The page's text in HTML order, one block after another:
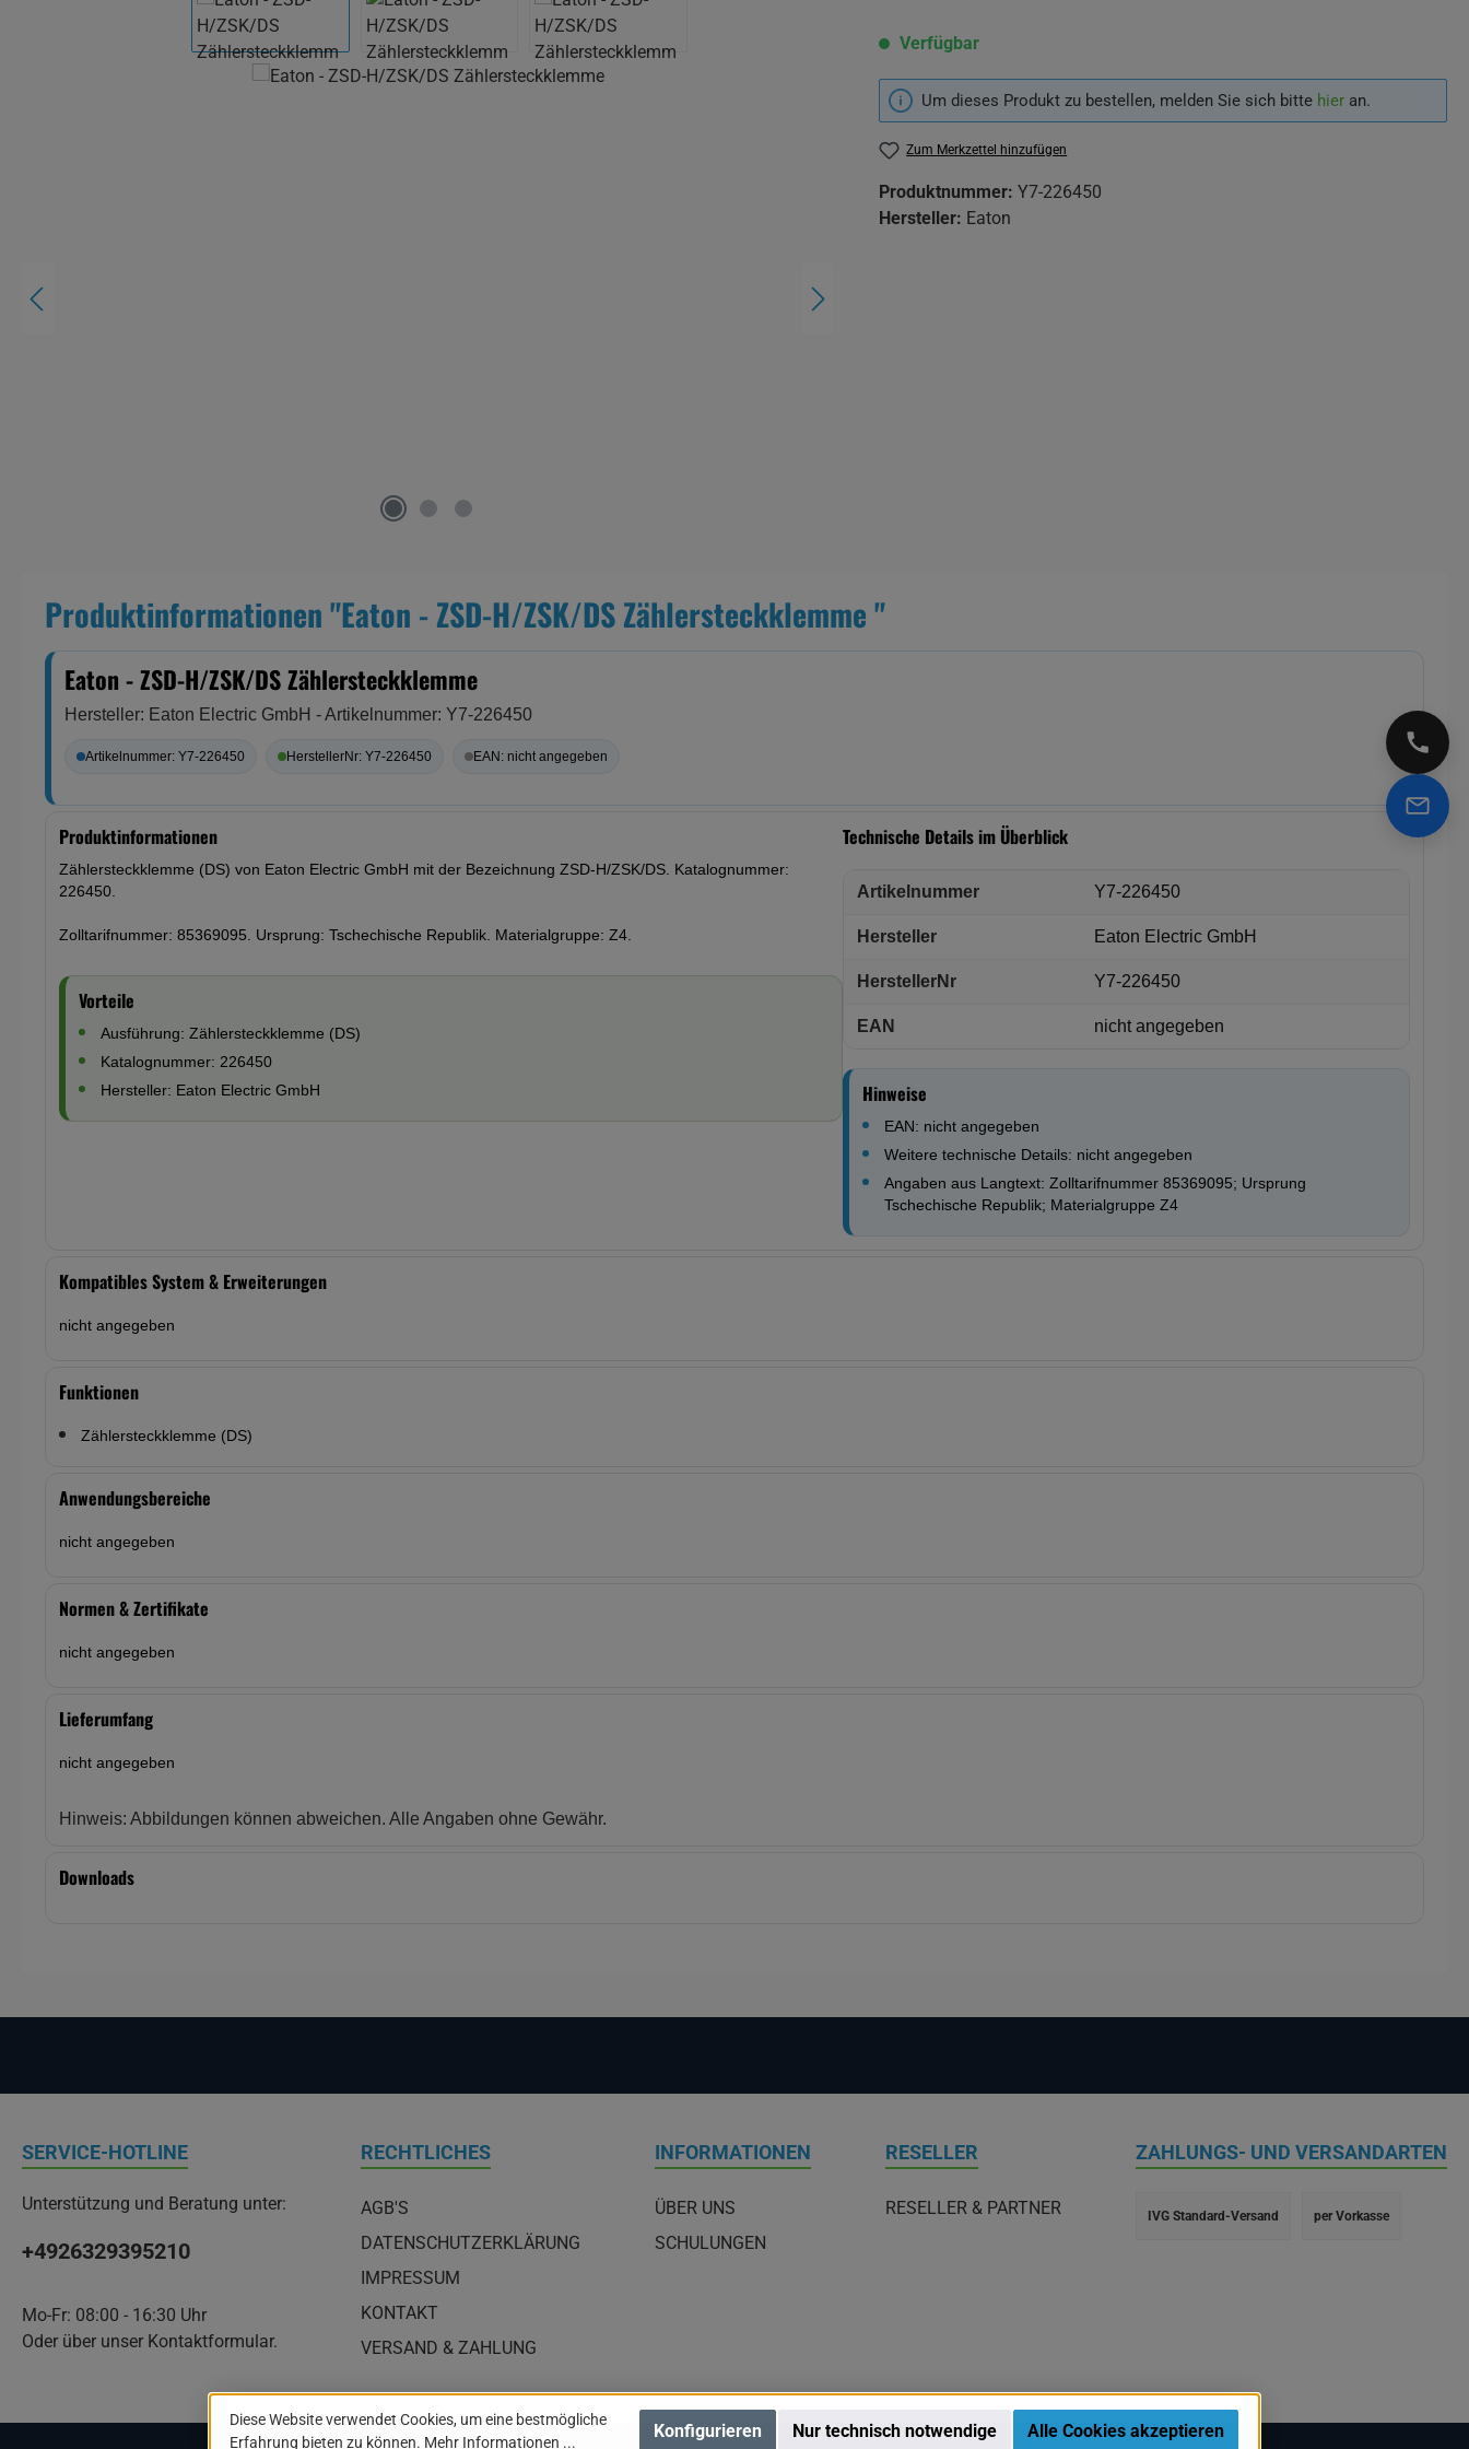
Verfügbar
Um dieses Produkt zu bestellen, melden Sie sich bitte hier an.
Zum Merkzettel hinzufügen
Produktnummer: Y7-226450
Hersteller: Eaton
Produktinformationen "Eaton - ZSD-H/ZSK/DS Zählersteckklemme "
Eaton - ZSD-H/ZSK/DS Zählersteckklemme
Hersteller: Eaton Electric GmbH - Artikelnummer: Y7-226450
Artikelnummer: Y7-226450 HerstellerNr: Y7-226450 EAN: nicht angegeben
Produktinformationen
Zählersteckklemme (DS) von Eaton Electric GmbH mit der Bezeichnung ZSD-H/ZSK/DS. Katalognummer:
226450.
Zolltarifnummer: 85369095. Ursprung: Tschechische Republik. Materialgruppe: Z4.
Vorteile
Ausführung: Zählersteckklemme (DS)
Katalognummer: 226450
Hersteller: Eaton Electric GmbH
Technische Details im Überblick
Artikelnummer Y7-226450
Hersteller Eaton Electric GmbH
HerstellerNr Y7-226450
EAN nicht angegeben
Hinweise
EAN: nicht angegeben
Weitere technische Details: nicht angegeben
Angaben aus Langtext: Zolltarifnummer 85369095; Ursprung
Tschechische Republik; Materialgruppe Z4
Kompatibles System & Erweiterungen
nicht angegeben
Funktionen
Zählersteckklemme (DS)
Anwendungsbereiche
nicht angegeben
Normen & Zertifikate
nicht angegeben
Lieferumfang
nicht angegeben
Hinweis: Abbildungen können abweichen. Alle Angaben ohne Gewähr.
Downloads
SERVICE-HOTLINE
Unterstützung und Beratung unter:
+4926329395210
Mo-Fr: 08:00 - 16:30 Uhr
Oder über unser Kontaktformular.
RECHTLICHES
AGB'S
DATENSCHUTZERKLÄRUNG
IMPRESSUM
KONTAKT
VERSAND & ZAHLUNG
INFORMATIONEN
ÜBER UNS
SCHULUNGEN
RESELLER
RESELLER & PARTNER
ZAHLUNGS- UND VERSANDARTEN
per Vorkasse
IVG Standard-Versand
+49
Diese Website verwendet Cookies, um eine bestmögliche
Erfahrung bieten zu können. Mehr Informationen ...
Nur technisch notwendige
Konfigurieren Alle Cookies akzeptieren